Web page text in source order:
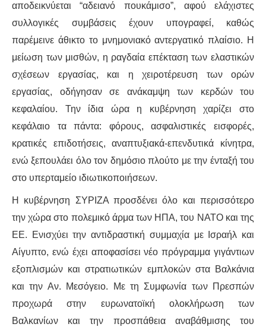
ΝΕΟΛΑΊΑ
ΑΝΤΙΦΑΣΙΣΤΙΚΌ
ΑΝΤΙΡΑΤΣΙΣΤΙΚΌ
ΓΥΝΑΙΚΕΊΟ
LGBTQIA+
ΠΕΡΙΒΆΛΛΟΝ
ΙΣΤΟΡΊΑ / ΘΕΩΡΊΑ
ΙΣΤΟΡΊΑ
ΠΟΛΙΤΙΣΜΌΣ
αποδεικνύεται “αδειανό πουκάμισο”, αφού ελάχιστες
συλλογικές συμβάσεις έχουν υπογραφεί, καθώς
παρέμεινε άθικτο το μνημονιακό αντεργατικό πλαίσιο. Η
μείωση των μισθών, η ραγδαία επέκταση των ελαστικών
σχέσεων εργασίας, και η χειροτέρευση των ορών
εργασίας, οδήγησαν σε ανάκαμψη των κερδών του
κεφαλαίου. Την ίδια ώρα η κυβέρνηση χαρίζει στο
κεφάλαιο τα πάντα: φόρους, ασφαλιστικές εισφορές,
κρατικές επιδοτήσεις, αναπτυξιακά-επενδυτικά κίνητρα,
ενώ ξεπουλάει όλο τον δημόσιο πλούτο με την ένταξή του
στο υπερταμείο ιδιωτικοποιήσεων.
Η κυβέρνηση ΣΥΡΙΖΑ προσδένει όλο και περισσότερο
την χώρα στο πολεμικό άρμα των ΗΠΑ, του ΝΑΤΟ και της
ΕΕ. Ενισχύει την αντιδραστική συμμαχία με Ισραήλ και
Αίγυπτο, ενώ έχει αποφασίσει νέο πρόγραμμα γιγάντιων
εξοπλισμών και στρατιωτικών εμπλοκών στα Βαλκάνια
και την Αν. Μεσόγειο. Με τη Συμφωνία των Πρεσπών
προχωρά στην ευρωνατοϊκή ολοκλήρωση των
Βαλκανίων και την προσπάθεια αναβάθμισης του